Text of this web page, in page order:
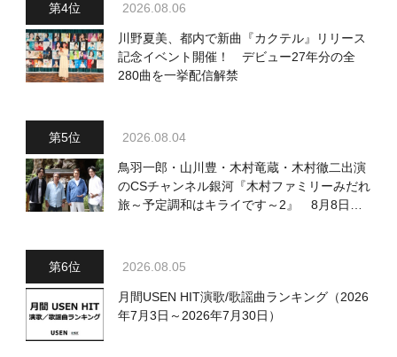
2026.08.06
川野夏美、都内で新曲『カクテル』リリース
記念イベント開催！ デビュー27年分の全
280曲を一挙配信解禁
2026.08.04
鳥羽一郎・山川豊・木村竜蔵・木村徹二出演
のCSチャンネル銀河『木村ファミリーみだれ
旅～予定調和はキライです～2』 8月8日
2026.08.05
月間USEN HIT演歌/歌謡曲ランキング（2026
年7月3日～2026年7月30日）